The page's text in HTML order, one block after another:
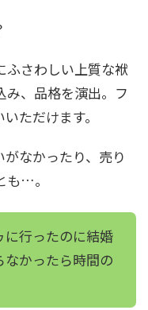
ふさわしい上質な袱
、品格を演出。フ
ただけます。
なかったり、売り
も…。
に行ったのに結婚
かったら時間の